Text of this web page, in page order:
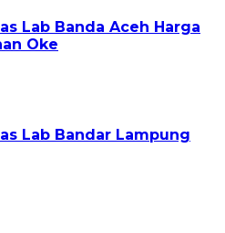
Lab Banda Aceh Harga
Oke
Lab Bandar Lampung